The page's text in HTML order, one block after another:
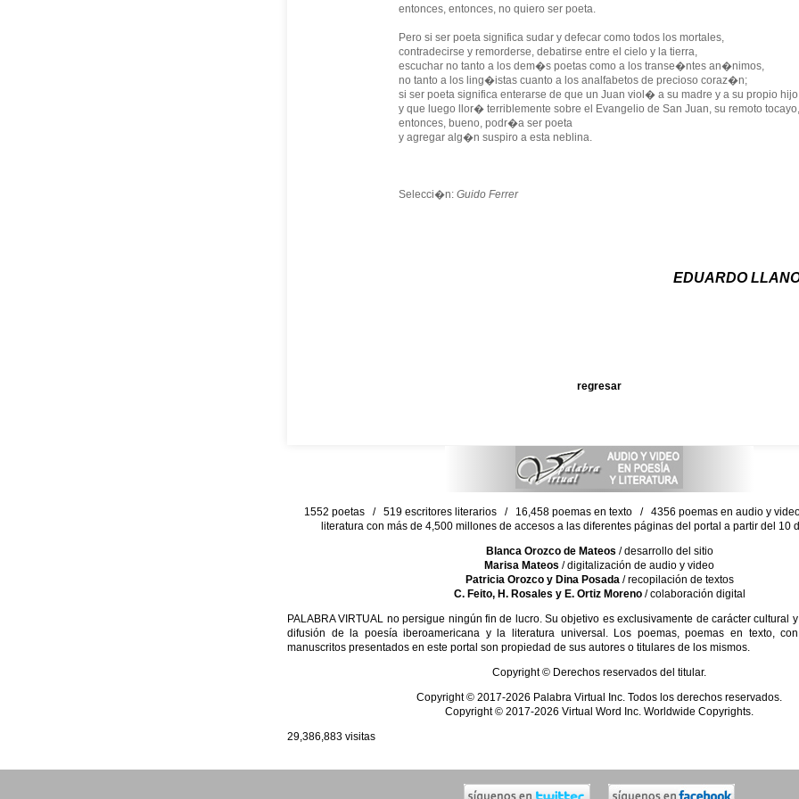
entonces, entonces, no quiero ser poeta.
Pero si ser poeta significa sudar y defecar como todos los mortales,
contradecirse y remorderse, debatirse entre el cielo y la tierra,
escuchar no tanto a los dem�s poetas como a los transe�ntes an�nimos,
no tanto a los ling�istas cuanto a los analfabetos de precioso coraz�n;
si ser poeta significa enterarse de que un Juan viol� a su madre y a su propio hijo
y que luego llor� terriblemente sobre el Evangelio de San Juan, su remoto tocayo,
entonces, bueno, podr�a ser poeta
y agregar alg�n suspiro a esta neblina.
Selecci�n: Guido Ferrer
EDUARDO
regresar
1552 poetas / 519 escritores literarios / 16,458 poemas en texto / 4356 poemas en audio y
literatura con más de 4,500 millones de accesos a las diferentes páginas del portal a partir del 10
Blanca Orozco de Mateos / desarrollo del sitio
Marisa Mateos / digitalización de audio y video
Patricia Orozco y Dina Posada/ recopilación de textos
C. Feito, H. Rosales y E. Ortiz Moreno/ colaboración digital
PALABRA VIRTUAL no persigue ningún fin de lucro. Su objetivo es exclusivamente de carácter cultural
difusión de la poesía iberoamericana y la literatura universal. Los poemas, poemas en texto,
manuscritos presentados en este portal son propiedad de sus autores o titulares de los mismos.
Copyright © Derechos reservados del titular.
Copyright © 2017-2026 Palabra Virtual Inc. Todos los derechos reservados.
Copyright © 2017-2026 Virtual Word Inc. Worldwide Copyrights.
29,386,883 visitas